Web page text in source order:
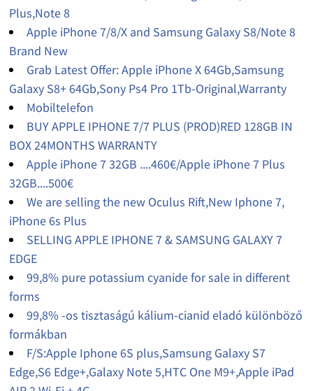
Plus,Note 8
Apple iPhone 7/8/X and Samsung Galaxy S8/Note 8
Brand New
Grab Latest Offer: Apple iPhone X 64Gb,Samsung
Galaxy S8+ 64Gb,Sony Ps4 Pro 1Tb-Original,Warranty
Mobiltelefon
BUY APPLE IPHONE 7/7 PLUS (PROD)RED 128GB IN
BOX 24MONTHS WARRANTY
Apple iPhone 7 32GB ....460€/Apple iPhone 7 Plus
32GB....500€
We are selling the new Oculus Rift,New Iphone 7,
iPhone 6s Plus
SELLING APPLE IPHONE 7 & SAMSUNG GALAXY 7
EDGE
99,8% pure potassium cyanide for sale in different
forms
99,8% -os tisztaságú kálium-cianid eladó különböző
formákban
F/S:Apple Iphone 6S plus,Samsung Galaxy S7
Edge,S6 Edge+,Galaxy Note 5,HTC One M9+,Apple iPad